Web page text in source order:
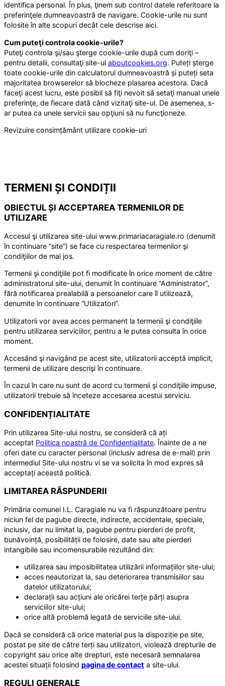
identifica personal. În plus, ţinem sub control datele referitoare la
preferinţele dumneavoastră de navigare. Cookie-urile nu sunt
folosite în alte scopuri decât cele descrise aici.
Cum puteţi controla cookie-urile?
Puteţi controla şi/sau şterge cookie-urile după cum doriţi –
pentru detalii, consultaţi site-ul aboutcookies.org. Puteți șterge
toate cookie-urile din calculatorul dumneavoastră și puteți seta
majoritatea browserelor să blocheze plasarea acestora. Dacă
faceţi acest lucru, este posibil să fiţi nevoit să setaţi manual unele
preferinţe, de fiecare dată când vizitaţi site-ul. De asemenea, s-
ar putea ca unele servicii sau opţiuni să nu funcţioneze.
Revizuire consimțământ utilizare cookie-uri
TERMENI ȘI CONDIȚII
OBIECTUL ȘI ACCEPTAREA TERMENILOR DE
UTILIZARE
Accesul şi utilizarea site-ului www.primariacaragiale.ro (denumit
în continuare “site”) se face cu respectarea termenilor şi
condiţiilor de mai jos.
Termenii şi condiţiile pot fi modificate în orice moment de către
administratorul site-ului, denumit în continuare “Administrator”,
fără notificarea prealabilă a persoanelor care îl utilizează,
denumite în continuare “Utilizatori”.
Utilizatorii vor avea acces permanent la termenii şi condiţiile
pentru utilizarea serviciilor, pentru a le putea consulta în orice
moment.
Accesând şi navigând pe acest site, utilizatorii acceptă implicit,
termenii de utilizare descrişi în continuare.
În cazul în care nu sunt de acord cu termenii şi condiţiile impuse,
utilizatorii trebuie să înceteze accesarea acestui serviciu.
CONFIDENȚIALITATE
Prin utilizarea Site-ului nostru, se consideră că ați
acceptat Politica noastră de Confidențialitate. Înainte de a ne
oferi date cu caracter personal (inclusiv adresa de e-mail) prin
intermediul Site-ului nostru vi se va solicita în mod expres să
acceptați această politică.
LIMITAREA RĂSPUNDERII
Primăria comunei I.L. Caragiale nu va fi răspunzătoare pentru
niciun fel de pagube directe, indirecte, accidentale, speciale,
inclusiv, dar nu limitat la, pagube pentru pierderi de profit,
bunăvoință, posibilității de folosire, date sau alte pierderi
intangibile sau incomensurabile rezultând din:
utilizarea sau imposibilitatea utilizării informațiilor site-ului;
acces neautorizat la, sau deteriorarea transmisiilor sau
datelor utilizatorului;
declarații sau acțiuni ale oricărei terțe părți asupra
serviciilor site-ului;
orice altă problemă legată de serviciile site-ului.
Dacă se consideră că orice material pus la dispoziție pe site,
postat pe site de către terți sau utilizatori, violează drepturile de
copyright sau orice alte drepturi, este necesară semnalarea
acestei situații folosind pagina de contact a site-ului.
REGULI GENERALE